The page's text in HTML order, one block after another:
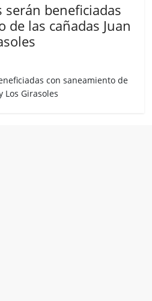
serán beneficiadas
de las cañadas Juan
con saneamiento de
Los Girasoles